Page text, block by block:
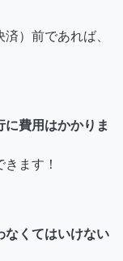
）前であれば、
費用はかかりま
ます！
なくてはいけない